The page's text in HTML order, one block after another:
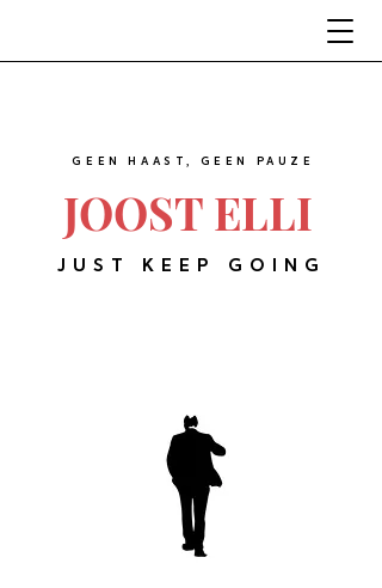
JOOST ELLI
GEEN HAAST, GEEN PAUZE
JUST KEEP GOING